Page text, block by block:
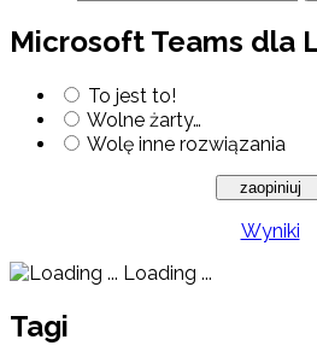
Microsoft Teams dla
To jest to!
Wolne żarty…
Wolę inne rozwiązania
Wyniki
Loading ...
Tagi